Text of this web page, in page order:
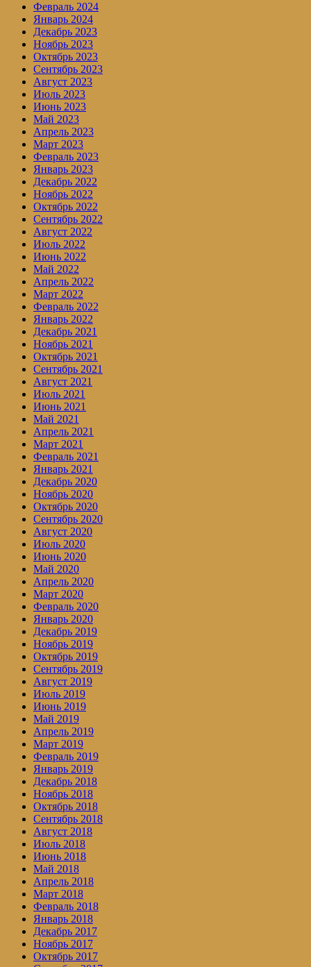
Февраль 2024
Январь 2024
Декабрь 2023
Ноябрь 2023
Октябрь 2023
Сентябрь 2023
Август 2023
Июль 2023
Июнь 2023
Май 2023
Апрель 2023
Март 2023
Февраль 2023
Январь 2023
Декабрь 2022
Ноябрь 2022
Октябрь 2022
Сентябрь 2022
Август 2022
Июль 2022
Июнь 2022
Май 2022
Апрель 2022
Март 2022
Февраль 2022
Январь 2022
Декабрь 2021
Ноябрь 2021
Октябрь 2021
Сентябрь 2021
Август 2021
Июль 2021
Июнь 2021
Май 2021
Апрель 2021
Март 2021
Февраль 2021
Январь 2021
Декабрь 2020
Ноябрь 2020
Октябрь 2020
Сентябрь 2020
Август 2020
Июль 2020
Июнь 2020
Май 2020
Апрель 2020
Март 2020
Февраль 2020
Январь 2020
Декабрь 2019
Ноябрь 2019
Октябрь 2019
Сентябрь 2019
Август 2019
Июль 2019
Июнь 2019
Май 2019
Апрель 2019
Март 2019
Февраль 2019
Январь 2019
Декабрь 2018
Ноябрь 2018
Октябрь 2018
Сентябрь 2018
Август 2018
Июль 2018
Июнь 2018
Май 2018
Апрель 2018
Март 2018
Февраль 2018
Январь 2018
Декабрь 2017
Ноябрь 2017
Октябрь 2017